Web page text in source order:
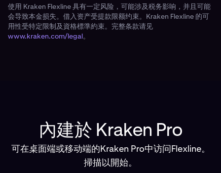
使用 Kraken Flexline 具有一定风险，可能涉及税务影响，并且可能
会导致本金损失。借入资产受提款限额约束。Kraken Flexline 的可
用性受特定限制及資格標準約束。完整条款请见
www.kraken.com/legal。
內建於 Kraken Pro
可在桌面端或移动端的Kraken Pro中访问Flexline。
掃描以開始。